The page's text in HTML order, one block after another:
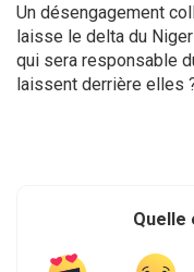
Un désengagement
laisse le delta du
qui sera responsable
laissent derrière elles
Quelle